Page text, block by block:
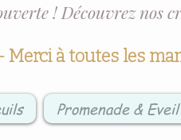
Merci à toutes les
! Découvrez nos
Promenade &